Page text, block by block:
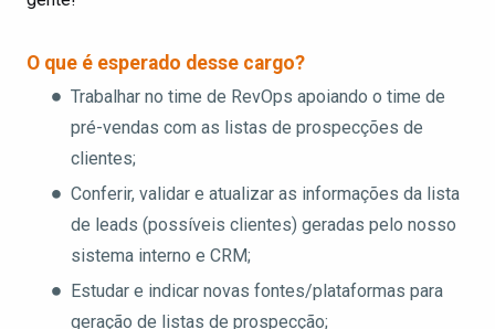
O que é esperado desse cargo?
Trabalhar no time de RevOps apoiando o time de
pré-vendas com as listas de prospecções de
clientes;
Conferir, validar e atualizar as informações da lista
de leads (possíveis clientes) geradas pelo nosso
sistema interno e CRM;
Estudar e indicar novas fontes/plataformas para
geração de listas de prospecção;